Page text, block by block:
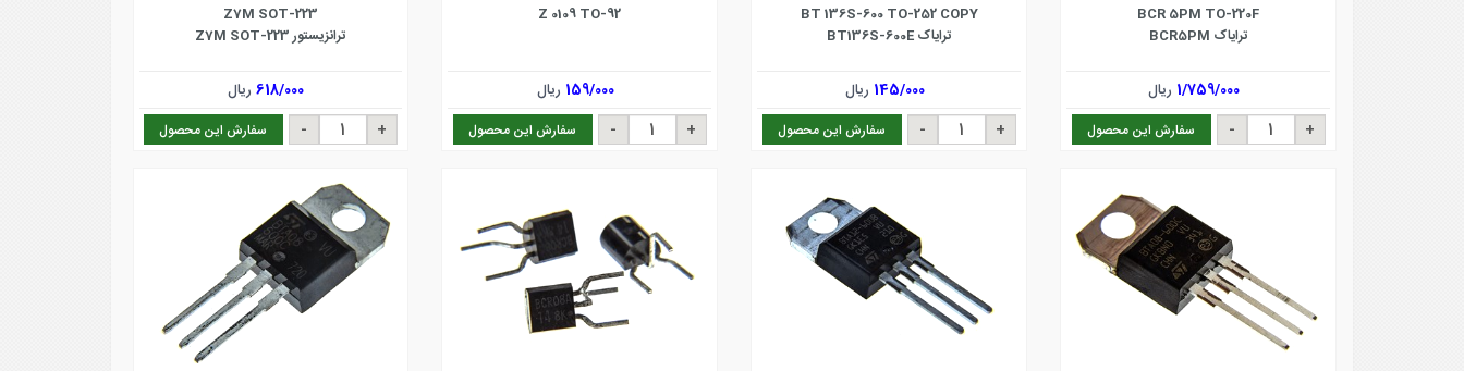
BCR 5PM TO-220F
ترایاک BCR5PM
1/759/000 ریال
سفارش این محصول
BT 136S-600 TO-252 COPY
ترایاک BT136S-600E
145/000 ریال
سفارش این محصول
Z 0109 TO-92
159/000 ریال
سفارش این محصول
Z7M SOT-223
ترانزیستور Z7M SOT-223
618/000ریال
سفارش این محصول